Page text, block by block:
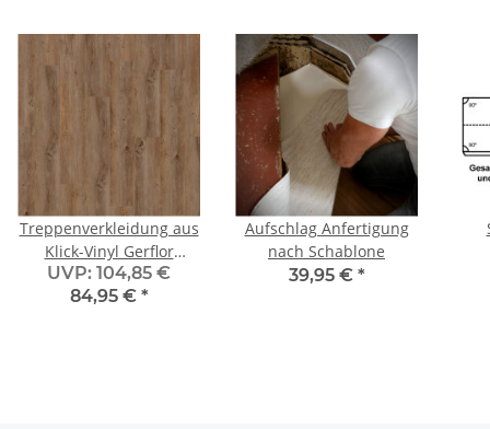
Treppenverkleidung aus
Klick-Vinyl Gerflor
Creation 70,
Abdeckwinkel
UVP: 104,85 €
84,95 € *
Aufschlag Anfertigung
nach Schablone
39,95 € *